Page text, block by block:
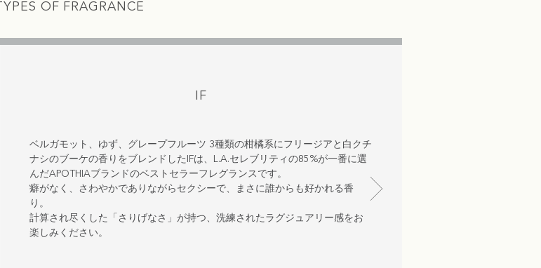
TYPES OF FRAGRANCE
IF
ベルガモット、ゆず、グレープフルーツ 3種類の柑橘系にフリージアと白クチ
ナシのブーケの香りをブレンドしたIFは、L.A.セレブリティの85%が一番に選
んだAPOTHIAブランドのベストセラーフレグランスです。
癖がなく、さわやかでありながらセクシーで、まさに誰からも好かれる香
り。
計算され尽くした「さりげなさ」が持つ、洗練されたラグジュアリー感をお
楽しみください。